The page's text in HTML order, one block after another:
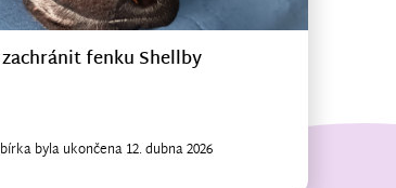
fenku Shellby
byla ukončena 12. dubna 2026